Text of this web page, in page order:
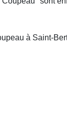
à Saint-